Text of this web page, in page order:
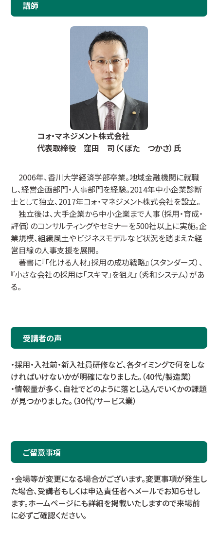
講師
コォ・マネジメント株式会社
代表取締役 窪田 司（くぼた つかさ）氏
2006年、香川大学経済学部卒業。地域金融機関に就職
し、経営企画部門・人事部門を経験。2014年中小企業診断
士として独立、2017年コォ・マネジメント株式会社を設立。
独立後は、大手企業から中小企業まで人事（採用・育成・
評価）のコンサルティングやセミナーを500社以上に実施。企
業規模、組織風土やビジネスモデルなど状況を踏まえた経
営目線の人事支援を展開。
著書に『「化ける人材」採用の成功戦略』（スタンダーズ）、
『小さな会社の採用は「スキマ」を狙え』（秀和システム）があ
る。
受講者の声
・採用・入社前・新入社員研修など、各タイミングで何をしな
ければいけないかが明確になりました。（40代/製造業）
・情報量が多く、自社でどのように落とし込んでいくかの課題
が見つかりました。（30代/サービス業）
ご留意事項
・会場等が変更になる場合がございます。変更事項が発生し
た場合、受講者もしくは申込責任者へメールでお知らせし
ます。ホームページにも詳細を掲載いたしますので来場前
に必ずご確認ください。